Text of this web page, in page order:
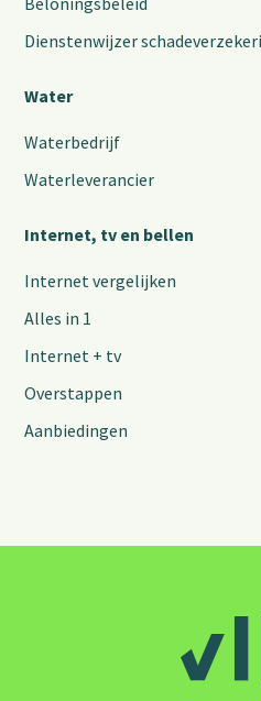
Dienstenwijzer
Water
Waterbedrijf
Waterleverancier
Internet, tv en bellen
Internet vergelijken
Alles in 1
Internet + tv
Overstappen
Aanbiedingen